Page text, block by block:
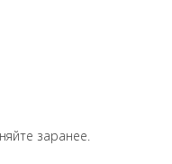
заранее.